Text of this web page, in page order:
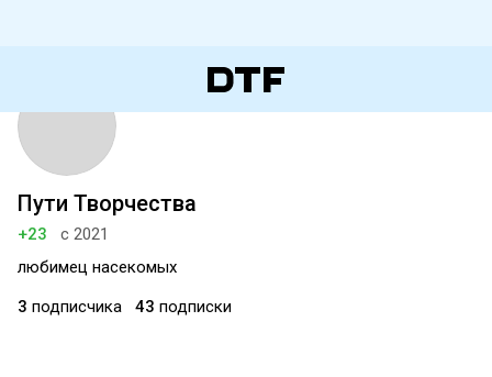
Пути Творчества
+23
с 2021
любимец насекомых
3 подписчика 43 подписки